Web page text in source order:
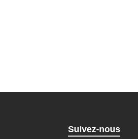
Suivez-nous